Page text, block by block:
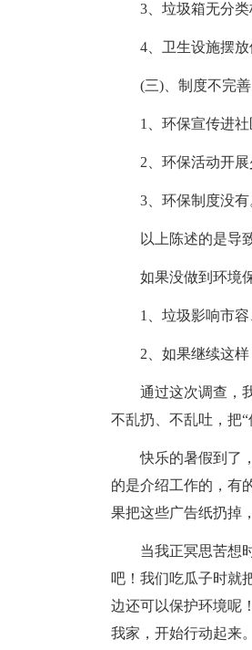
3、垃圾箱无分类
4、卫生设施摆放
(三)、制度不完善
1、环保宣传进社
2、环保活动开展
3、环保制度没有
以上陈述的是导致
如果没做到环境保
1、垃圾影响市容
2、如果继续这样
通过这次调查，我
不乱扔、不乱吐，把
快乐的暑假到了，
的是介绍工作的，有
果把这些广告纸扔掉
当我正冥思苦想时
吧！我们吃瓜子时就
边还可以保护环境呢
我家，开始行动起来。